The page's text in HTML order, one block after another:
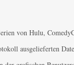
von Hulu,
ausgelieferten